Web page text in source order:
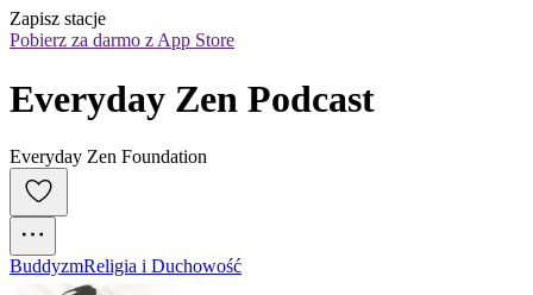
Zapisz stacje
Pobierz za darmo z App Store
Everyday Zen Podcast
Everyday Zen Foundation
BuddyzmReligia i Duchowość